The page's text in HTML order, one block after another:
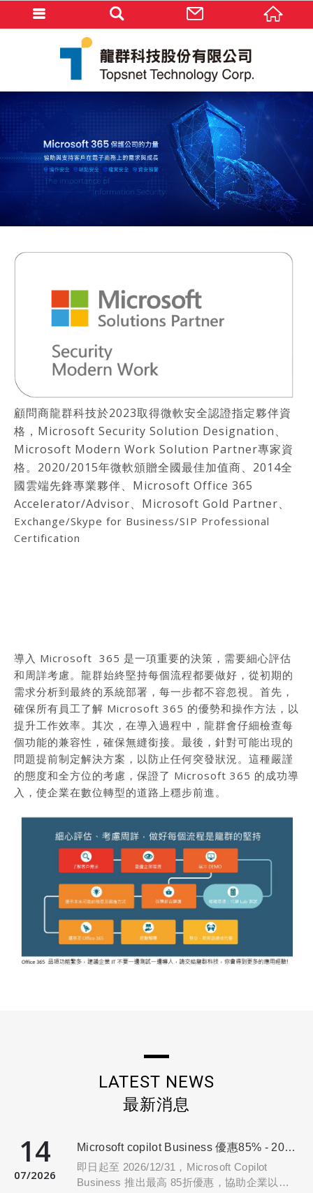
顧問商龍群科技於2023取得微軟安全認證指定夥伴資
格，Microsoft Security Solution Designation、
Microsoft Modern Work Solution Partner專家資
格。2020/2015年微軟頒贈全國最佳加值商、2014全
國雲端先鋒專業夥伴、Microsoft Office 365
Accelerator/Advisor、Microsoft Gold Partner、
Exchange/Skype for Business/SIP Professional
Certification
導入 Microsoft 365 是一項重要的決策，需要細心評估
和周詳考慮。龍群始終堅持每個流程都要做好，從初期的
需求分析到最終的系統部署，每一步都不容忽視。首先，
確保所有員工了解 Microsoft 365 的優勢和操作方法，以
提升工作效率。其次，在導入過程中，龍群會仔細檢查每
個功能的兼容性，確保無縫銜接。最後，針對可能出現的
問題提前制定解決方案，以防止任何突發狀況。這種嚴謹
的態度和全方位的考慮，保證了 Microsoft 365 的成功導
入，使企業在數位轉型的道路上穩步前進。
LATEST NEWS
最新消息
14
07 2026
Microsoft copilot Business 優惠85% - 2026/12/31止
即日起至 2026/12/31，Microsoft Copilot
Business 推出最高 85折優惠，協助企業以更